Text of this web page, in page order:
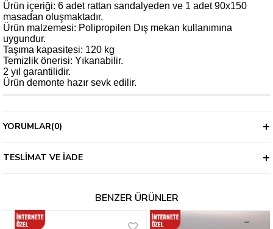
Ürün içeriği: 6 adet rattan sandalyeden ve 1 adet 90x150
masadan oluşmaktadır.
Ürün malzemesi: Polipropilen Dış mekan kullanımına
uygundur.
Taşıma kapasitesi: 120 kg
Temizlik önerisi: Yıkanabilir.
2 yıl garantilidir.
Ürün demonte hazır sevk edilir.
YORUMLAR(0)
TESLIMAT VE İADE
BENZER ÜRÜNLER